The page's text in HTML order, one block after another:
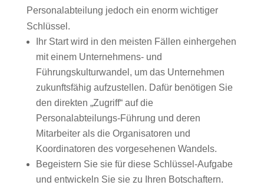
Personalabteilung jedoch ein enorm wichtiger
Schlüssel.
Ihr Start wird in den meisten Fällen einhergehen
mit einem Unternehmens- und
Führungskulturwandel, um das Unternehmen
zukunftsfähig aufzustellen. Dafür benötigen Sie
den direkten „Zugriff“ auf die
Personalabteilungs-Führung und deren
Mitarbeiter als die Organisatoren und
Koordinatoren des vorgesehenen Wandels.
Begeistern Sie sie für diese Schlüssel-Aufgabe
und entwickeln Sie sie zu Ihren Botschaftern.